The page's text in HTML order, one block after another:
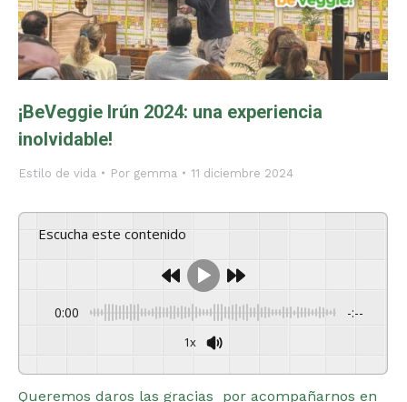
¡BeVeggie Irún 2024: una experiencia
inolvidable!
Estilo de vida Por gemma 11 diciembre 2024
Escucha este contenido
0:00 -:--
1x
Powered By GSpeech
Queremos daros las gracias por acompañarnos en